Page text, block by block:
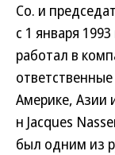
Co. и
с 1 января
работал в
Америке, Азии
н Jacques
был одним из